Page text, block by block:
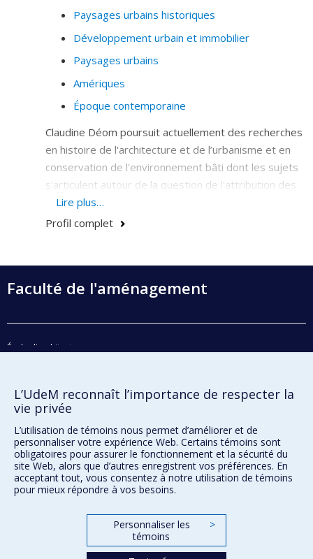
Paysages urbains historiques
Développement urbain et immobilier
Paysages urbains
Amériques
Époque contemporaine
Claudine Déom poursuit actuellement des recherches
en histoire de l'architecture et de l’urbanisme et en
conservation de l'environnement bâti dont les sujets
s'articulent autour de la question de l'attribution des
valeurs patrimoniales. Ses intérêts de recherche
portent également sur les processus d’appropriation
Lire plus…
Profil complet
Faculté de l'aménagement
École d'architecture
École d'urbanisme et d'architecture de paysage
Plan du site
Accessibilité
Conditions d’utilisation
L’UdeM reconnaît l’importance de respecter la
vie privée
L’utilisation de témoins nous permet d’améliorer et de
personnaliser votre expérience Web. Certains témoins sont
obligatoires pour assurer le fonctionnement et la sécurité du
site Web, alors que d’autres enregistrent vos préférences. En
acceptant tout, vous consentez à notre utilisation de témoins
pour mieux répondre à vos besoins.
Personnaliser les
témoins
>